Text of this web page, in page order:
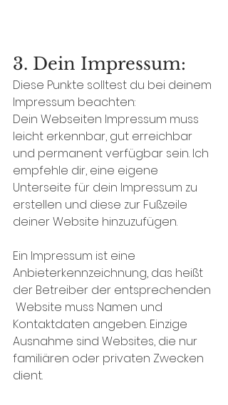
3. Dein Impressum:
Diese Punkte solltest du bei deinem
Impressum beachten:
Dein Webseiten Impressum muss
leicht erkennbar, gut erreichbar
und permanent verfügbar sein. Ich
empfehle dir, eine eigene
Unterseite für dein Impressum zu
erstellen und diese zur Fußzeile
deiner Website hinzuzufügen.
Ein Impressum ist eine
Anbieterkennzeichnung, das heißt
der Betreiber der entsprechenden
Website muss Namen und
Kontaktdaten angeben. Einzige
Ausnahme sind Websites, die nur
familiären oder privaten Zwecken
dient.